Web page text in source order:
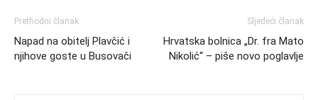
Prethodni članak
Napad na obitelj Plavčić i
njihove goste u Busovači
Sljedeći članak
Hrvatska bolnica „Dr. fra Mato
Nikolić“ – piše novo poglavlje